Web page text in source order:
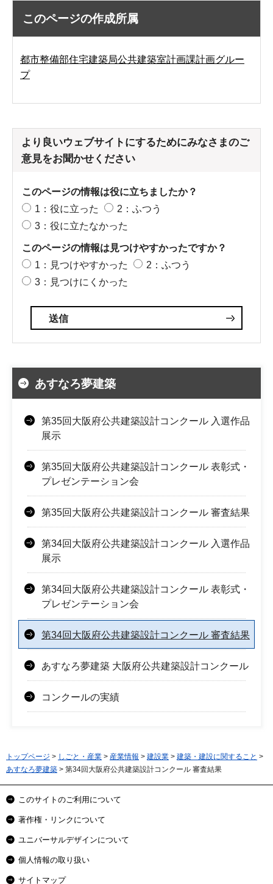
このページの作成所属
都市整備部住宅建築局公共建築室計画課計画グルー
プ
より良いウェブサイトにするためにみなさまのご
意見をお聞かせください
このページの情報は役に立ちましたか？
1：役に立った
2：ふつう
3：役に立たなかった
このページの情報は見つけやすかったですか？
1：見つけやすかった
2：ふつう
3：見つけにくかった
あすなろ夢建築
第35回大阪府公共建築設計コンクール 入選作品
展示
第35回大阪府公共建築設計コンクール 表彰式・
プレゼンテーション会
第35回大阪府公共建築設計コンクール 審査結果
第34回大阪府公共建築設計コンクール 入選作品
展示
第34回大阪府公共建築設計コンクール 表彰式・
プレゼンテーション会
第34回大阪府公共建築設計コンクール 審査結果
あすなろ夢建築 大阪府公共建築設計コンクール
コンクールの実績
トップページ > しごと・産業 > 産業情報 > 建設業 > 建築・建設に関すること >
あすなろ夢建築 > 第34回大阪府公共建築設計コンクール 審査結果
このサイトのご利用について
著作権・リンクについて
ユニバーサルデザインについて
個人情報の取り扱い
サイトマップ